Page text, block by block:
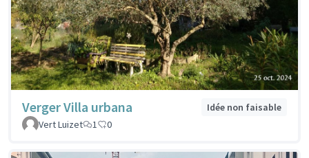
Verger Villa urbana
Idée non faisable
Vert Luizet
1 0